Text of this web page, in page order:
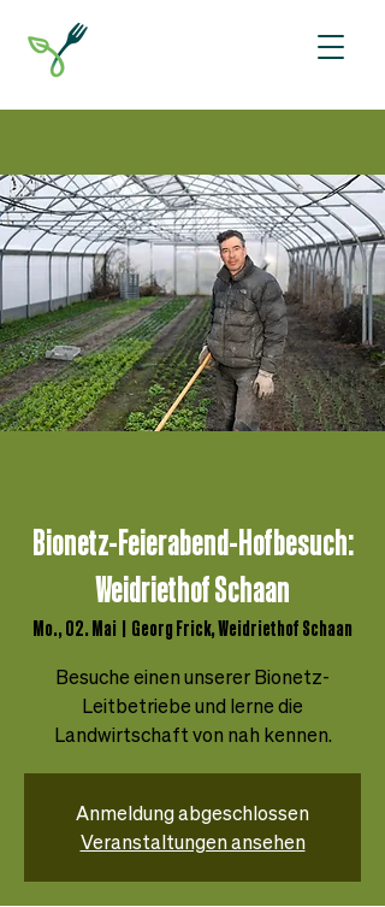
Bionetz-Feierabend-Hofbesuch:
Weidriethof Schaan
Mo., 02. Mai
  |
Georg Frick, Weidriethof Schaan
Besuche einen unserer Bionetz-
Leitbetriebe und lerne die
Landwirtschaft von nah kennen.
Anmeldung abgeschlossen
Veranstaltungen ansehen